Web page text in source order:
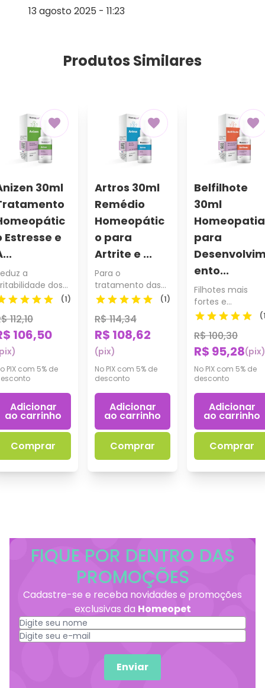
13 agosto 2025 - 11:23
Produtos Similares
30ml
Estresse e
a
dos
(1)
112,10
106,50
PIX com 5% de
Adicionar
ao carrinho
Comprar
Artros 30ml
Remédio
Homeopátic
o para
Artrite e ...
Para o
tratamento das
Artrites e Artroses
(1)
R$ 114,34
R$ 108,62
(pix)
No PIX com 5% de
desconto
Adicionar
ao carrinho
Comprar
Belfilhote
30ml
Homeopatia
para
ento...
Filhotes mais
fortes e
saudáveis.
R$ 100,30
R$ 95,28(pix)
No PIX com 5% de
desconto
Adicionar
ao carrinho
Comprar
FIQUE POR DENTRO DAS
PROMOÇÕES
Cadastre-se e receba novidades e promoções
exclusivas da Homeopet
Enviar